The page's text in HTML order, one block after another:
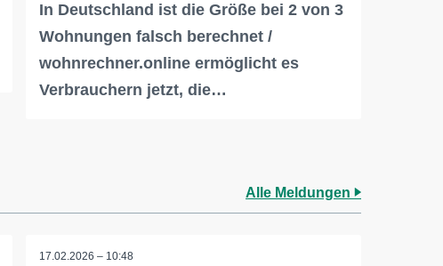
In Deutschland ist die Größe bei 2 von 3
Wohnungen falsch berechnet /
wohnrechner.online ermöglicht es
Verbrauchern jetzt, die…
Alle Meldungen
17.02.2026 – 10:48